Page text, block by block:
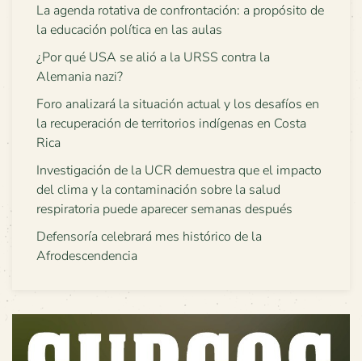
La agenda rotativa de confrontación: a propósito de
la educación política en las aulas
¿Por qué USA se alió a la URSS contra la
Alemania nazi?
Foro analizará la situación actual y los desafíos en
la recuperación de territorios indígenas en Costa
Rica
Investigación de la UCR demuestra que el impacto
del clima y la contaminación sobre la salud
respiratoria puede aparecer semanas después
Defensoría celebrará mes histórico de la
Afrodescendencia